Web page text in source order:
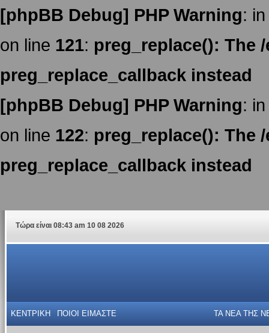
[phpBB Debug] PHP Warning:
on line 121: preg_replace(): The
preg_replace_callback instead
[phpBB Debug] PHP Warning:
on line 122: preg_replace(): The
preg_replace_callback instead
Τώρα είναι 08:43 am 10 08 2026
ΚΕΝΤΡΙΚΗ ΠΟΙΟΙ ΕΙΜΑΣΤΕ ΤΑ ΝΕΑ THΣ